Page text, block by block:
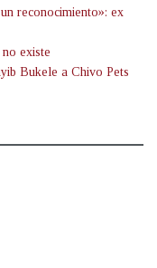
reconocimiento»: ex
existe
Bukele a Chivo Pets